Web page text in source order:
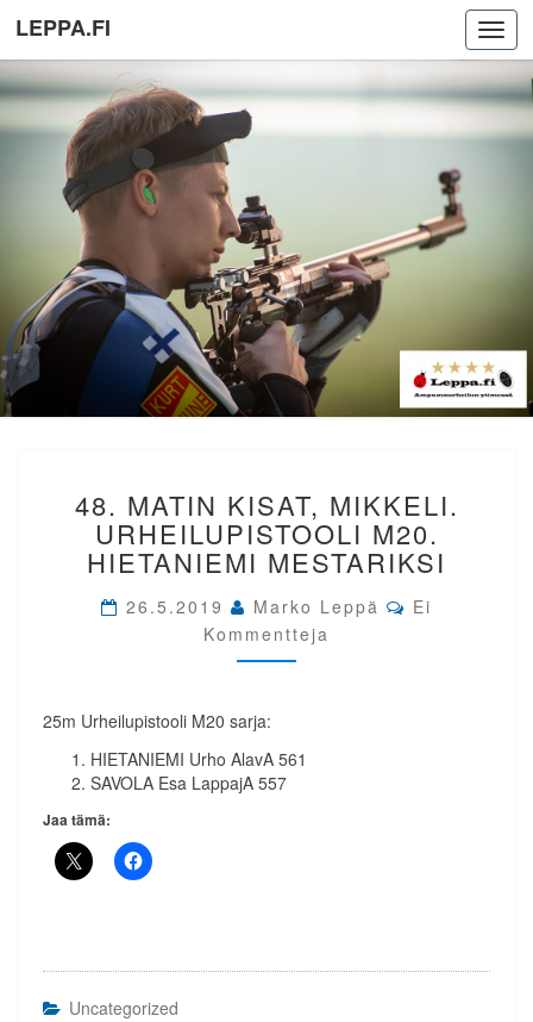
LEPPA.FI
MATIN
KISAT,
MIKKELI.
URHEILUPISTOOLI
M20.
HIETANIEMI
MESTARIKSI
48. MATIN KISAT, MIKKELI.
URHEILUPISTOOLI M20.
HIETANIEMI MESTARIKSI
26.5.2019 Marko Leppä Comments
Ei
Kommentteja
25m Urheilupistooli M20 sarja:
HIETANIEMI Urho AlavA 561
SAVOLA Esa LappajA 557
Jaa tämä:
Uncategorized